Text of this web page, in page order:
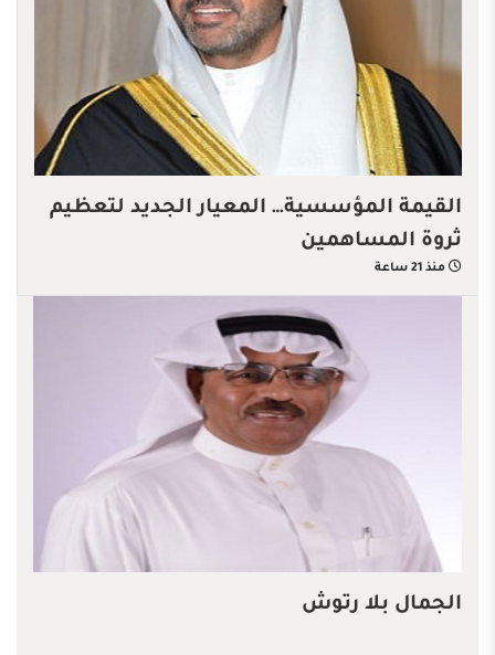
القيمة المؤسسية… المعيار الجديد لتعظيم
ثروة المساهمين
منذ 21 ساعة
الجمال بلا رتوش